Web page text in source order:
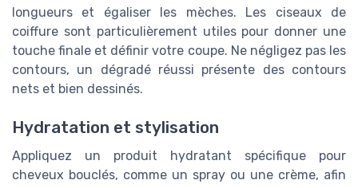
longueurs et égaliser les mèches. Les ciseaux de
coiffure sont particulièrement utiles pour donner une
touche finale et définir votre coupe. Ne négligez pas les
contours, un dégradé réussi présente des contours
nets et bien dessinés.
Hydratation et stylisation
Appliquez un produit hydratant spécifique pour
cheveux bouclés, comme un spray ou une crème, afin